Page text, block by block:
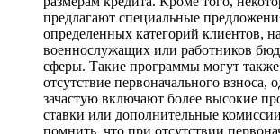
предлагают специальные
определенных категорий клиентов,
военнослужащих или работников
сферы. Такие программы могут
отсутствие первоначального взноса,
зачастую включают более высокие
ставки или дополнительные
помнить, что при отсутствии